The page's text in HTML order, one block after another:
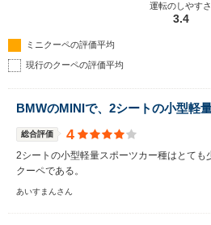
運転のしやすさ
3.4
ミニクーペの評価平均
現行のクーペの評価平均
BMWのMINIで、2シートの小型軽
総合評価 4
2シートの小型軽量スポーツカー種はとても
クーペである。
あいすまんさん